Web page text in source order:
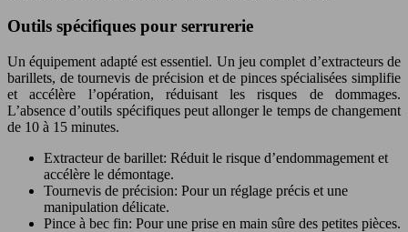
Outils spécifiques pour serrurerie
Un équipement adapté est essentiel. Un jeu complet d’extracteurs de
barillets, de tournevis de précision et de pinces spécialisées simplifie
et accélère l’opération, réduisant les risques de dommages.
L’absence d’outils spécifiques peut allonger le temps de changement
de 10 à 15 minutes.
Extracteur de barillet: Réduit le risque d’endommagement et
accélère le démontage.
Tournevis de précision: Pour un réglage précis et une
manipulation délicate.
Pince à bec fin: Pour une prise en main sûre des petites pièces.